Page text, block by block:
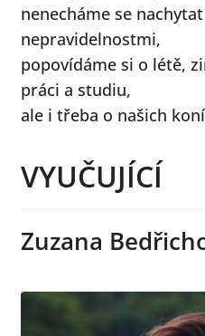
nenecháme se
nepravidelnostmi,
popovídáme si o létě,
práci a studiu,
ale i třeba o našich
VYUČUJÍCÍ
Zuzana